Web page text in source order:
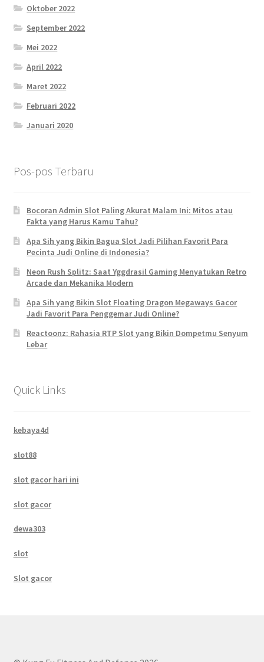
Oktober 2022
September 2022
Mei 2022
April 2022
Maret 2022
Februari 2022
Januari 2020
Pos-pos Terbaru
Bocoran Admin Slot Paling Akurat Malam Ini: Mitos atau
Fakta yang Harus Kamu Tahu?
Apa Sih yang Bikin Bagua Slot Jadi Pilihan Favorit Para
Pecinta Judi Online di Indonesia?
Neon Rush Splitz: Saat Yggdrasil Gaming Menyatukan Retro
Arcade dan Mekanika Modern
Apa Sih yang Bikin Slot Floating Dragon Megaways Gacor
Jadi Favorit Para Penggemar Judi Online?
Reactoonz: Rahasia RTP Slot yang Bikin Dompetmu Senyum
Lebar
Quick Links
kebaya4d
slot88
slot gacor hari ini
slot gacor
dewa303
slot
Slot gacor